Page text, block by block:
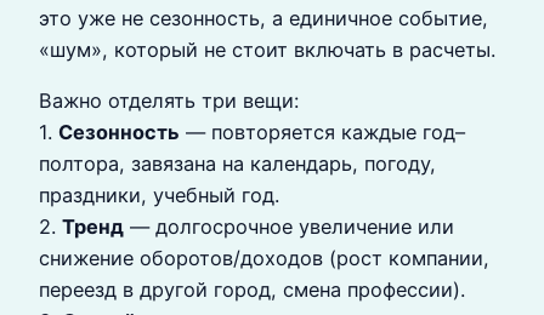
это уже не сезонность, а единичное событие,
«шум», который не стоит включать в расчеты.
Важно отделять три вещи:
1. Сезонность — повторяется каждые год–
полтора, завязана на календарь, погоду,
праздники, учебный год.
2. Тренд — долгосрочное увеличение или
снижение оборотов/доходов (рост компании,
переезд в другой город, смена профессии).